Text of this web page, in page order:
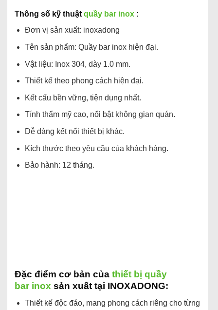
Thông số kỹ thuậtquầy bar inox :
Đơn vị sản xuất: inoxadong
Tên sản phẩm: Quầy bar inox hiện đại.
Vật liệu: Inox 304, dày 1.0 mm.
Thiết kế theo phong cách hiện đại.
Kết cấu bền vững, tiện dụng nhất.
Tính thẩm mỹ cao, nổi bật không gian quán.
Dễ dàng kết nối thiết bị khác.
Kích thước theo yêu cầu của khách hàng.
Bảo hành: 12 tháng.
Đặc điểm cơ bản của thiết bị quầy
bar inox sản xuất tại INOXADONG:
Thiết kế độc đáo, mang phong cách riêng cho từng